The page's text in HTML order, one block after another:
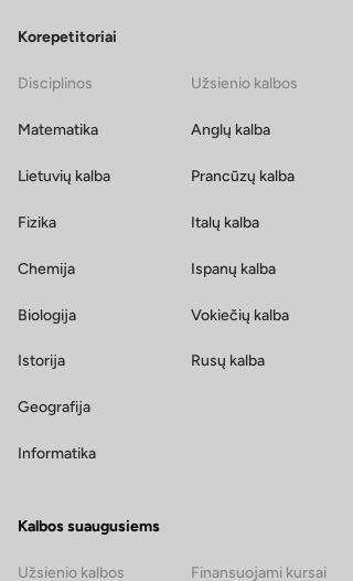
Korepetitoriai
Disciplinos Užsienio kalbos
Matematika Anglų kalba
Lietuvių kalba Prancūzų kalba
Fizika Italų kalba
Chemija Ispanų kalba
Biologija Vokiečių kalba
Istorija Rusų kalba
Geografija
Informatika
Kalbos suaugusiems
Užsienio kalbos Finansuojami kursai